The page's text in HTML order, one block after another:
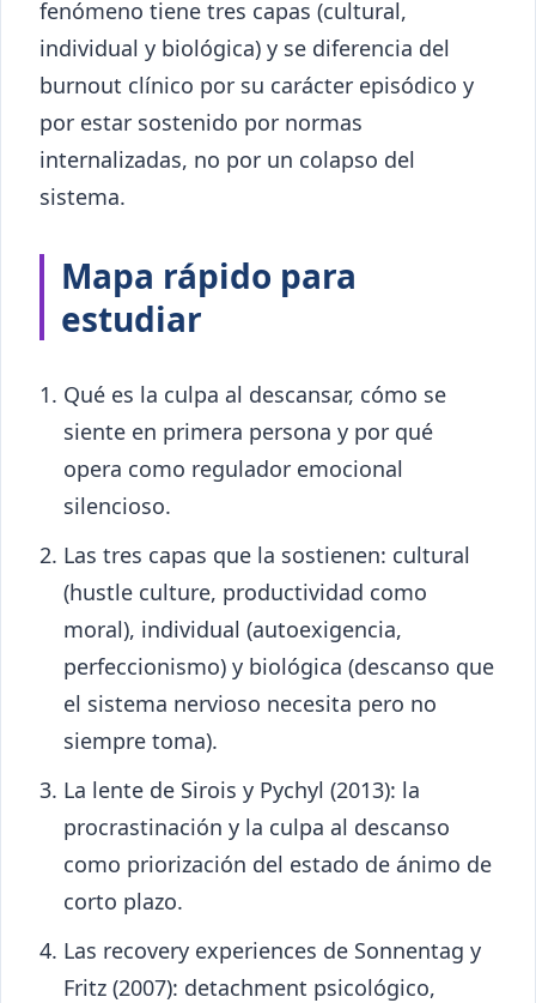
fenómeno tiene tres capas (cultural,
individual y biológica) y se diferencia del
burnout clínico por su carácter episódico y
por estar sostenido por normas
internalizadas, no por un colapso del
sistema.
Mapa rápido para
estudiar
Qué es la culpa al descansar, cómo se
siente en primera persona y por qué
opera como regulador emocional
silencioso.
Las tres capas que la sostienen: cultural
(hustle culture, productividad como
moral), individual (autoexigencia,
perfeccionismo) y biológica (descanso que
el sistema nervioso necesita pero no
siempre toma).
La lente de Sirois y Pychyl (2013): la
procrastinación y la culpa al descanso
como priorización del estado de ánimo de
corto plazo.
Las recovery experiences de Sonnentag y
Fritz (2007): detachment psicológico,